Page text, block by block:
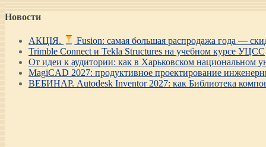
Новости
АКЦІЯ. Fusion: самая большая распродажа года —
Trimble Connect и Tekla Structures на учебном курсе УЦСС
От идеи к аудитории: как в Харьковском национальном
MagiCAD 2027: продуктивное проектирование
ВЕБИНАР. Autodesk Inventor 2027: как Библиотека